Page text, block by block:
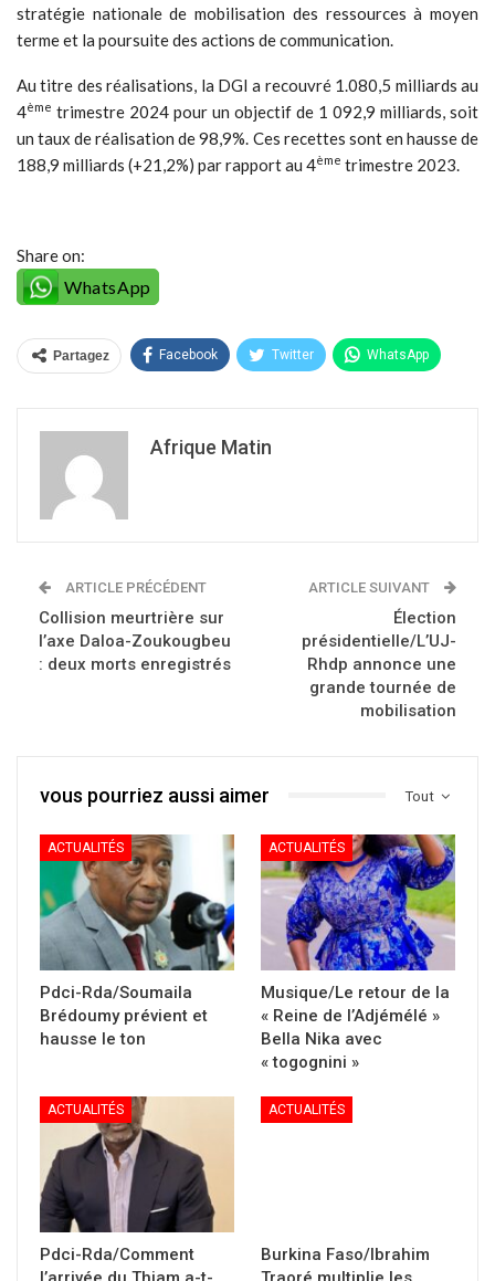
stratégie nationale de mobilisation des ressources à moyen
terme et la poursuite des actions de communication.
Au titre des réalisations, la DGI a recouvré 1.080,5 milliards au
4ème trimestre 2024 pour un objectif de 1 092,9 milliards, soit
un taux de réalisation de 98,9%. Ces recettes sont en hausse de
188,9 milliards (+21,2%) par rapport au 4ème trimestre 2023.
Share on:
WhatsApp
Partagez Facebook Twitter WhatsApp
Afrique Matin
ARTICLE PRÉCÉDENT
Collision meurtrière sur
l’axe Daloa-Zoukougbeu
: deux morts enregistrés
ARTICLE SUIVANT
Élection
présidentielle/L’UJ-
Rhdp annonce une
grande tournée de
mobilisation
Tout
vous pourriez aussi aimer
ACTUALITÉS
Pdci-Rda/Soumaila
Brédoumy prévient et
hausse le ton
ACTUALITÉS
Musique/Le retour de la
« Reine de l’Adjémélé »
Bella Nika avec
« togognini »
ACTUALITÉS
Pdci-Rda/Comment
ACTUALITÉS
Burkina Faso/Ibrahim